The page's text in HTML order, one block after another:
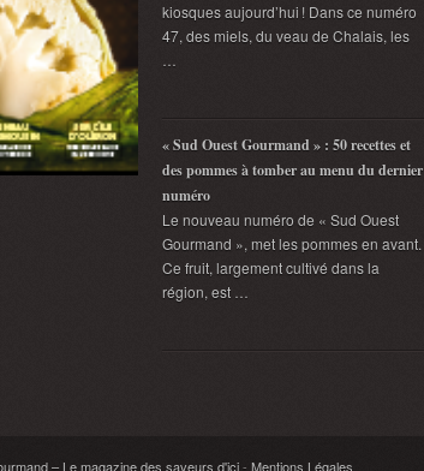
kiosques aujourd’hui ! Dans ce numéro
47, des miels, du veau de Chalais, les
…
« Sud Ouest Gourmand » : 50 recettes et
des pommes à tomber au menu du dernier
numéro
Le nouveau numéro de « Sud Ouest
Gourmand », met les pommes en avant.
Ce fruit, largement cultivé dans la
région, est …
– Le magazine des saveurs d'ici- Mentions Légales